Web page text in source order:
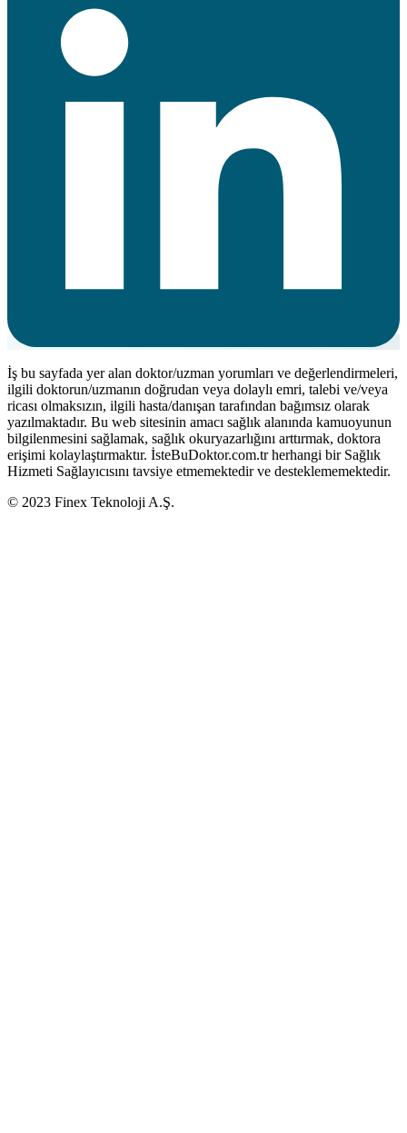
İş bu sayfada yer alan doktor/uzman yorumları ve değerlendirmeleri,
ilgili doktorun/uzmanın doğrudan veya dolaylı emri, talebi ve/veya
ricası olmaksızın, ilgili hasta/danışan tarafından bağımsız olarak
yazılmaktadır. Bu web sitesinin amacı sağlık alanında kamuoyunun
bilgilenmesini sağlamak, sağlık okuryazarlığını arttırmak, doktora
erişimi kolaylaştırmaktır. İsteBuDoktor.com.tr herhangi bir Sağlık
Hizmeti Sağlayıcısını tavsiye etmemektedir ve desteklememektedir.
© 2023 Finex Teknoloji A.Ş.